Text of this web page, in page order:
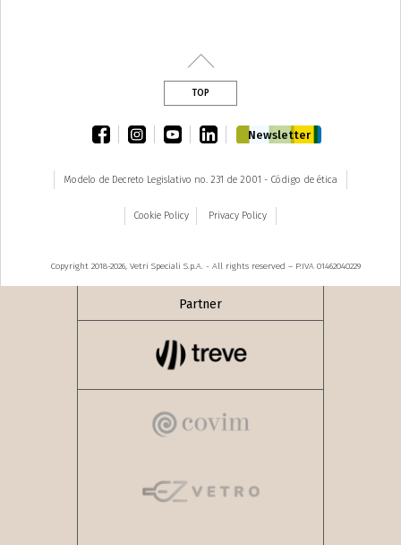
TOP
facebookinstagramyoutubelinkedin
Newsletter
Modelo de Decreto Legislativo no. 231 de 2001 - Código de ética
Cookie Policy Privacy Policy
Copyright 2018-2026, Vetri Speciali S.p.A. - All rights reserved – P.IVA 01462040229
Partner